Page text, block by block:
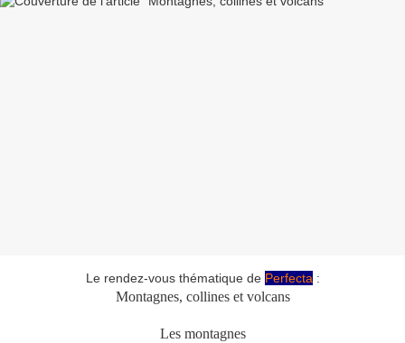
Le rendez-vous thématique de Perfecta :
Montagnes, collines et volcans
Les montagnes